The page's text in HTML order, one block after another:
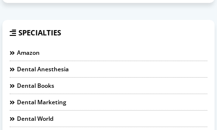
SPECIALTIES
Amazon
Dental Anesthesia
Dental Books
Dental Marketing
Dental World